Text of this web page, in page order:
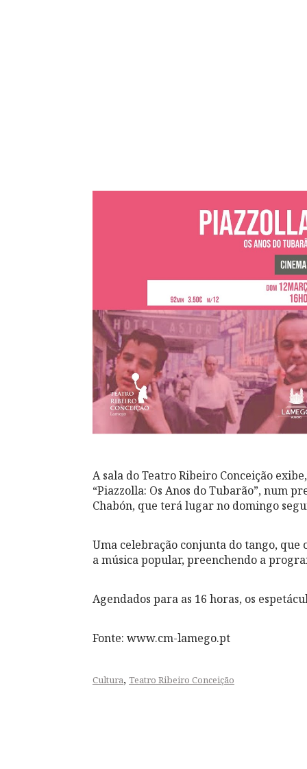
A sala do Teatro Ribeiro Conceição
“Piazzolla: Os Anos do Tubarão”, num
Chabón, que terá lugar no domingo
Uma celebração conjunta do tango, que
a música popular, preenchendo a
Agendados para as 16 horas, os
Fonte: www.cm-lamego.pt
Cultura, Teatro Ribeiro Conceição